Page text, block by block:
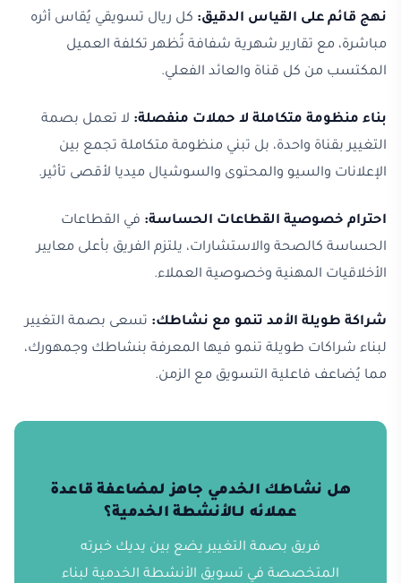
نهج قائم على القياس الدقيق: كل ريال تسويقي يُقاس أثره
مباشرة، مع تقارير شهرية شفافة تُظهر تكلفة العميل
المكتسب من كل قناة والعائد الفعلي.
بناء منظومة متكاملة لا حملات منفصلة: لا تعمل بصمة
التغيير بقناة واحدة، بل تبني منظومة متكاملة تجمع بين
الإعلانات والسيو والمحتوى والسوشيال ميديا لأقصى تأثير.
احترام خصوصية القطاعات الحساسة: في القطاعات
الحساسة كالصحة والاستشارات، يلتزم الفريق بأعلى معايير
الأخلاقيات المهنية وخصوصية العملاء.
شراكة طويلة الأمد تنمو مع نشاطك: تسعى بصمة التغيير
لبناء شراكات طويلة تنمو فيها المعرفة بنشاطك وجمهورك،
مما يُضاعف فاعلية التسويق مع الزمن.
هل نشاطك الخدمي جاهز لمضاعفة قاعدة
عملائه لـالأنشطة الخدمية؟
فريق بصمة التغيير يضع بين يديك خبرته
المتخصصة في تسويق الأنشطة الخدمية لبناء